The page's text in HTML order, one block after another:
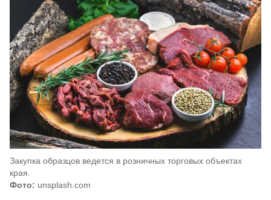
Закупка образцов ведется в розничных торговых объектах
края.
Фото: unsplash.com